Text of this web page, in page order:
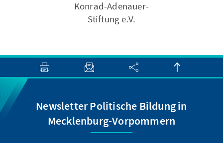
Konrad-Adenauer-
Stiftung e.V.
Newsletter Politische Bildung in
Mecklenburg-Vorpommern